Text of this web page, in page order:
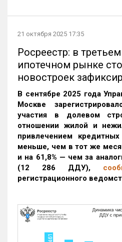
21 октября 2025 17:35
Росреестр: в
ипотечном рынке
новостроек
В сентябре 2025 года
Москве
участия в долевом
отношении жилой и
привлечением
меньше, чем в тот же
и на 61,8% — чем за
(12 286 ДДУ),
регистрационного